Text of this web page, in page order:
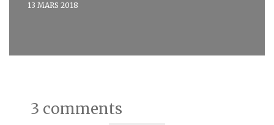
13 MARS 2018
3 comments